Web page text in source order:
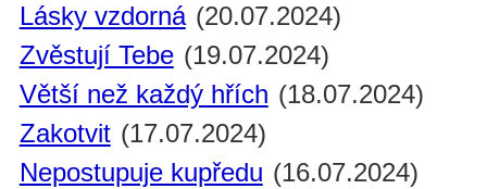
Lásky vzdorná (20.07.2024)
Zvěstují Tebe (19.07.2024)
Větší než každý hřích (18.07.2024)
Zakotvit (17.07.2024)
Nepostupuje kupředu (16.07.2024)